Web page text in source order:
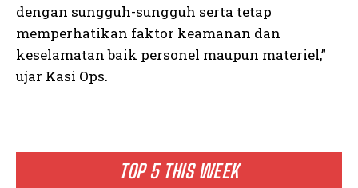
TOP 5 THIS WEEK
dengan sungguh-sungguh serta tetap
memperhatikan faktor keamanan dan
keselamatan baik personel maupun materiel,”
ujar Kasi Ops.